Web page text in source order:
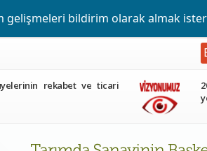
gelişmeleri bildirim olarak almak
rekabet ve ticari